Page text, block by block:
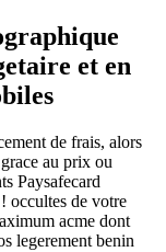
et en
de frais, alors
au prix ou
Paysafecard
occultes de votre
acme dont
legerement benin